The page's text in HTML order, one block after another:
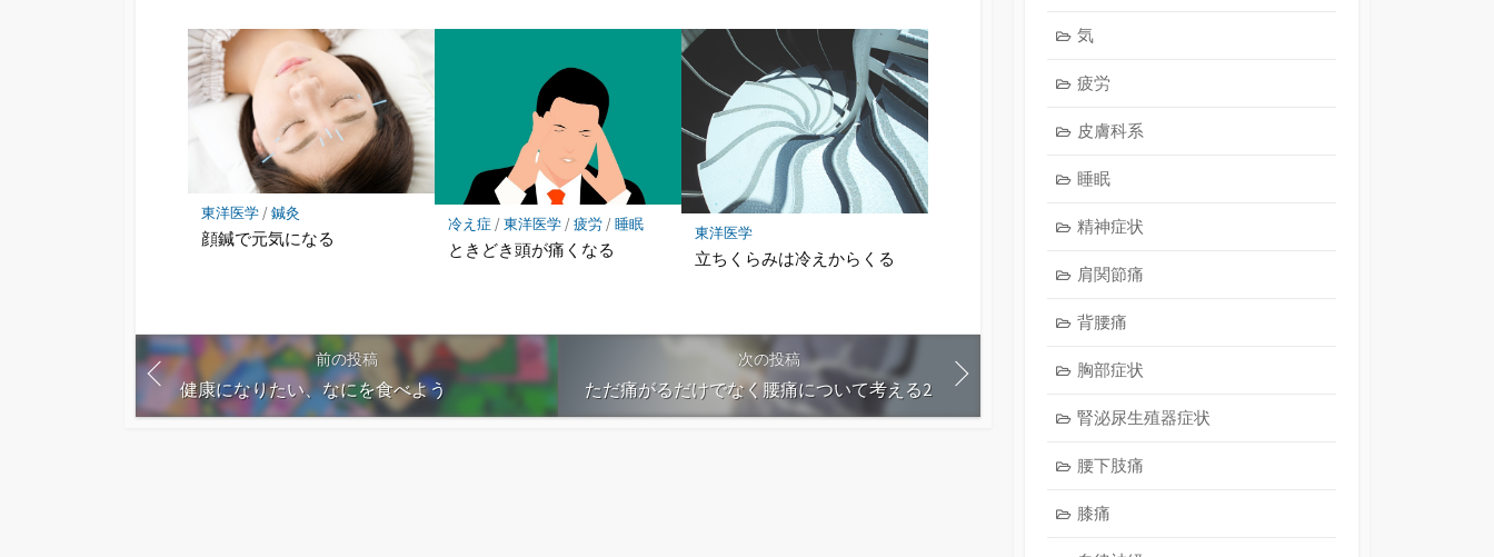
東洋医学/鍼灸
顔鍼で元気になる
冷え症 /東洋医学/疲労/睡眠
ときどき頭が痛くなる
東洋医学
立ちくらみは冷えからくる
前の投稿
健康になりたい、なにを食べよう
次の投稿
ただ痛がるだけでなく腰痛について考える2
気
疲労
皮膚科系
睡眠
精神症状
肩関節痛
背腰痛
胸部症状
腎泌尿生殖器症状
腰下肢痛
膝痛